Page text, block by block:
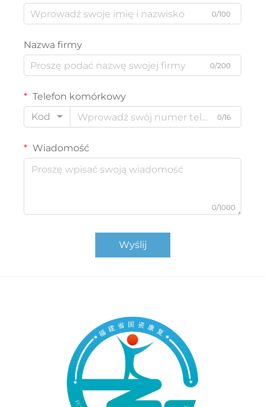
0/100
Nazwa firmy
0/200
Telefon komórkowy
Kod
0/16
Wiadomość
0/1000
Wyślij